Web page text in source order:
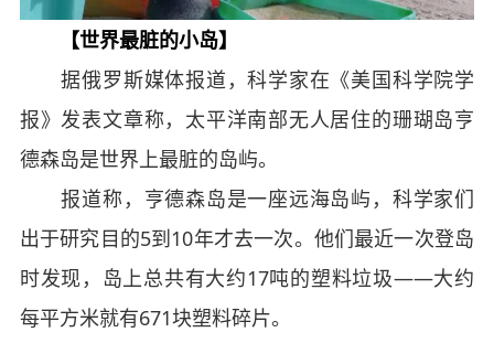
【世界最脏的小岛】
据俄罗斯媒体报道，科学家在《美国科学院学
报》发表文章称，太平洋南部无人居住的珊瑚岛亨
德森岛是世界上最脏的岛屿。
报道称，亨德森岛是一座远海岛屿，科学家们
出于研究目的5到10年才去一次。他们最近一次登岛
时发现，岛上总共有大约17吨的塑料垃圾——大约
每平方米就有671块塑料碎片。